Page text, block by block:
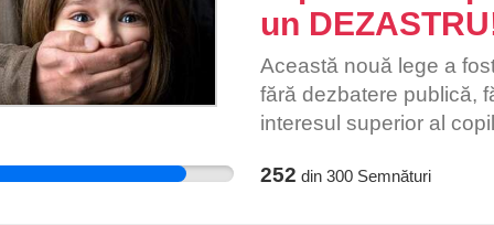
să semnați petiția și să
transport pentru copiii
sprijinul și implicarea
importantă. Împreună
copiii noștri și pentru
un
Această nouă lege a
fără dezbatere publică,
interesul superior al
un părinte abuzator
252 din 300Semnături